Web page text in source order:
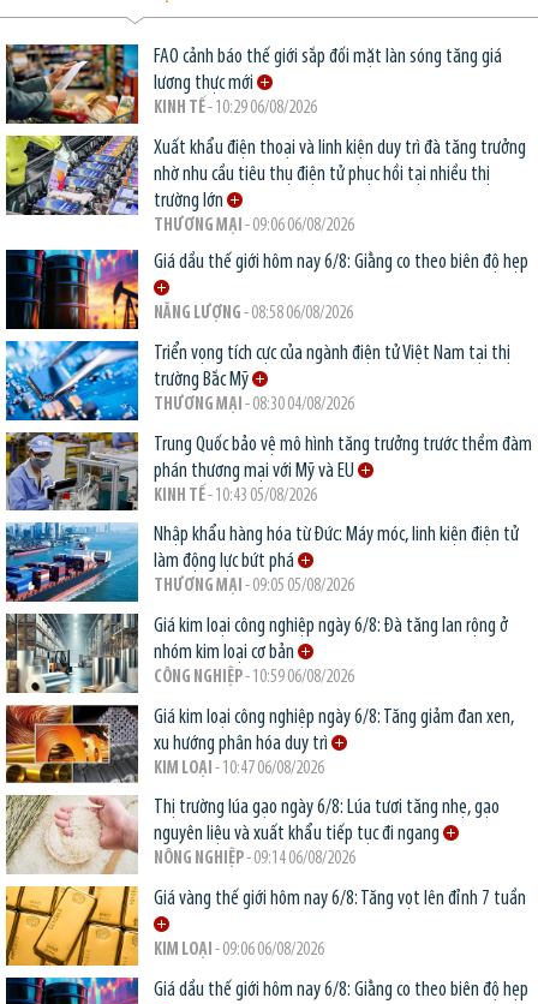
FAO cảnh báo thế giới sắp đối mặt làn sóng tăng giá
lương thực mới
KINH TẾ- 10:29 06/08/2026
Xuất khẩu điện thoại và linh kiện duy trì đà tăng trưởng
nhờ nhu cầu tiêu thụ điện tử phục hồi tại nhiều thị
trường lớn
THƯƠNG MẠI - 09:06 06/08/2026
Giá dầu thế giới hôm nay 6/8: Giằng co theo biên độ hẹp
NĂNG LƯỢNG - 08:58 06/08/2026
Triển vọng tích cực của ngành điện tử Việt Nam tại thị
trường Bắc Mỹ
THƯƠNG MẠI - 08:30 04/08/2026
Trung Quốc bảo vệ mô hình tăng trưởng trước thềm đàm
phán thương mại với Mỹ và EU
KINH TẾ- 10:43 05/08/2026
Nhập khẩu hàng hóa từ Đức: Máy móc, linh kiện điện tử
làm động lực bứt phá
THƯƠNG MẠI - 09:05 05/08/2026
Giá kim loại công nghiệp ngày 6/8: Đà tăng lan rộng ở
nhóm kim loại cơ bản
CÔNG NGHIỆP- 10:59 06/08/2026
Giá kim loại công nghiệp ngày 6/8: Tăng giảm đan xen,
xu hướng phân hóa duy trì
KIM LOẠI - 10:47 06/08/2026
Thị trường lúa gạo ngày 6/8: Lúa tươi tăng nhẹ, gạo
nguyên liệu và xuất khẩu tiếp tục đi ngang
NÔNG NGHIỆP- 09:14 06/08/2026
Giá vàng thế giới hôm nay 6/8: Tăng vọt lên đỉnh 7 tuần
KIM LOẠI - 09:06 06/08/2026
Giá dầu thế giới hôm nay 6/8: Giằng co theo biên độ hẹp